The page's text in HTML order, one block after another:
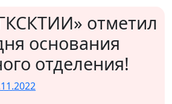
отметил
основания
отделения!